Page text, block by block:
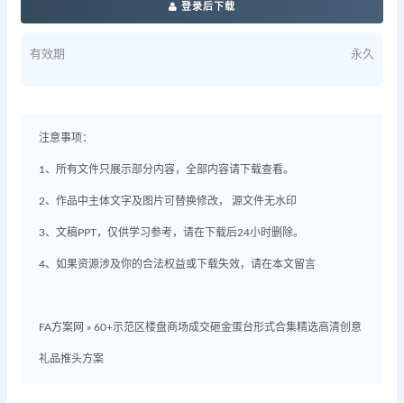
登录后下载
有效期 永久
注意事项：
1、所有文件只展示部分内容，全部内容请下载查看。
2、作品中主体文字及图片可替换修改， 源文件无水印
3、文稿PPT，仅供学习参考，请在下载后24小时删除。
4、如果资源涉及你的合法权益或下载失效，请在本文留言
FA方案网 » 60+示范区楼盘商场成交砸金蛋台形式合集精选高清创意
礼品推头方案